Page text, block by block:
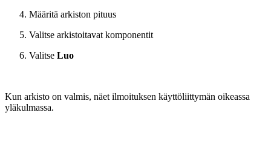
Määritä arkiston pituus
Valitse arkistoitavat komponentit
Valitse Luo
Kun arkisto on valmis, näet ilmoituksen käyttöliittymän oikeassa
yläkulmassa.